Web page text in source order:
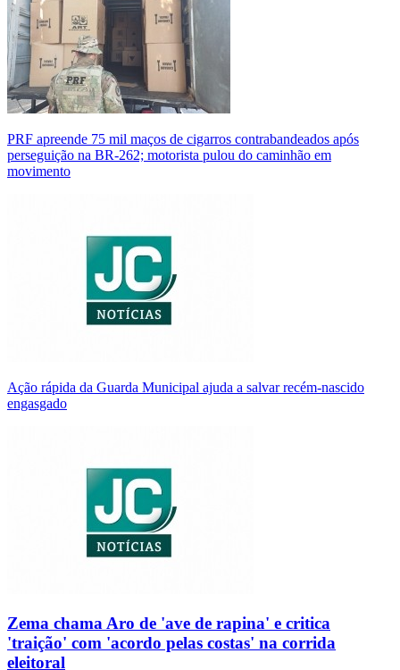
PRF apreende 75 mil maços de cigarros contrabandeados após
perseguição na BR-262; motorista pulou do caminhão em
movimento
Ação rápida da Guarda Municipal ajuda a salvar recém-nascido
engasgado
Zema chama Aro de 'ave de rapina' e critica
'traição' com 'acordo pelas costas' na corrida
eleitoral